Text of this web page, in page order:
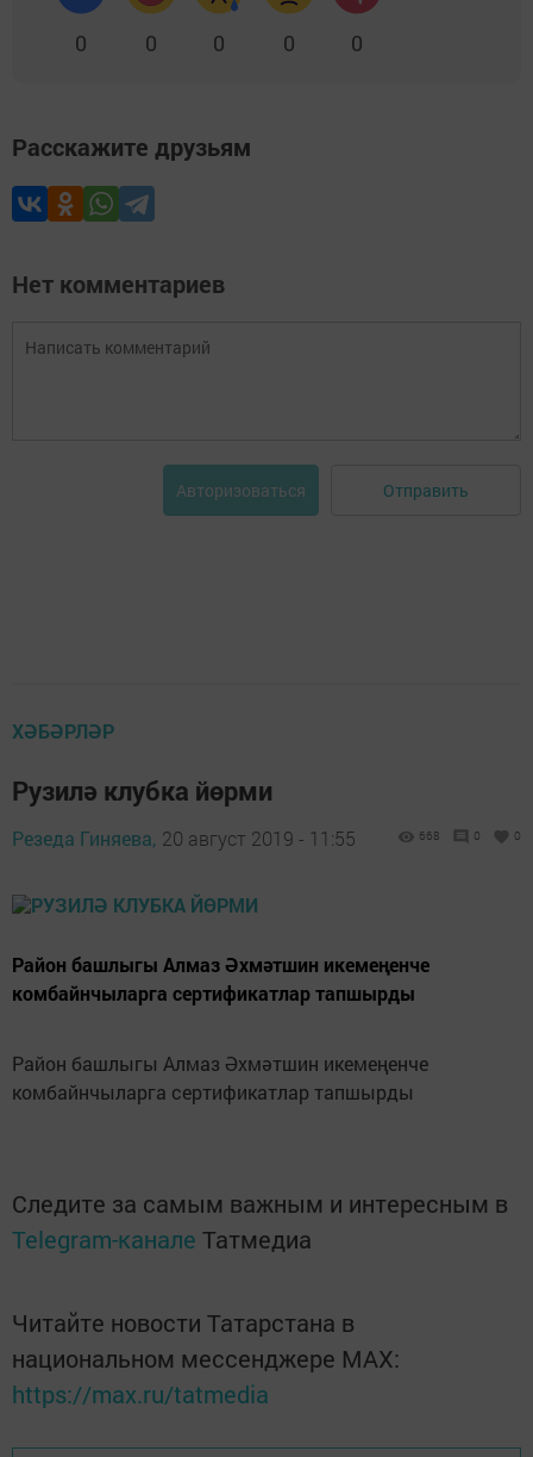
0 0 0 0 0
Расскажите друзьям
Нет комментариев
Авторизоваться Отправить
ХӘБӘРЛӘР
Рузилә клубка йөрми
Резеда Гиняева, 20 август 2019 - 11:55 668 0 0
Район башлыгы Алмаз Әхмәтшин икемеңенче
комбайнчыларга сертификатлар тапшырды
Район башлыгы Алмаз Әхмәтшин икемеңенче
комбайнчыларга сертификатлар тапшырды
Следите за самым важным и интересным в
Telegram-канале Татмедиа
Читайте новости Татарстана в
национальном мессенджере MАХ:
https://max.ru/tatmedia